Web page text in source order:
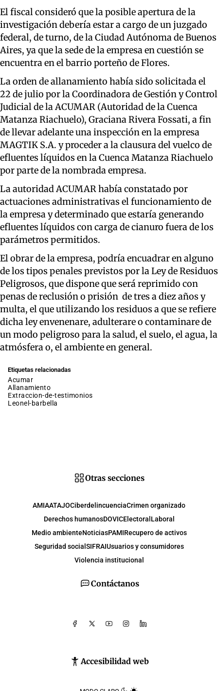
El fiscal consideró que la posible apertura de la
investigación debería estar a cargo de un juzgado
federal, de turno, de la Ciudad Autónoma de Buenos
Aires, ya que la sede de la empresa en cuestión se
encuentra en el barrio porteño de Flores.
La orden de allanamiento había sido solicitada el
22 de julio por la Coordinadora de Gestión y Control
Judicial de la ACUMAR (Autoridad de la Cuenca
Matanza Riachuelo), Graciana Rivera Fossati, a fin
de llevar adelante una inspección en la empresa
MAGTIK S.A. y proceder a la clausura del vuelco de
efluentes líquidos en la Cuenca Matanza Riachuelo
por parte de la nombrada empresa.
La autoridad ACUMAR había constatado por
actuaciones administrativas el funcionamiento de
la empresa y determinado que estaría generando
efluentes líquidos con carga de cianuro fuera de los
parámetros permitidos.
El obrar de la empresa, podría encuadrar en alguno
de los tipos penales previstos por la Ley de Residuos
Peligrosos, que dispone que será reprimido con
penas de reclusión o prisión de tres a diez años y
multa, el que utilizando los residuos a que se refiere
dicha ley envenenare, adulterare o contaminare de
un modo peligroso para la salud, el suelo, el agua, la
atmósfera o, el ambiente en general.
Etiquetas relacionadas
acumar
allanamiento
extraccion-de-testimonios
leonel-barbella
Contáctanos
Accesibilidad web
Otras secciones
AMIAATAJOCiberdelincuenciaCrimen organizado
Derechos humanosDOVICElectoral Laboral
Medio ambienteNoticiasPAMIRecupero de activos
Seguridad social SIFRAIUsuarios y consumidores
Violencia institucional